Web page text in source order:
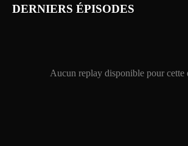
DERNIERS ÉPISODES
Aucun replay disponible pour cette